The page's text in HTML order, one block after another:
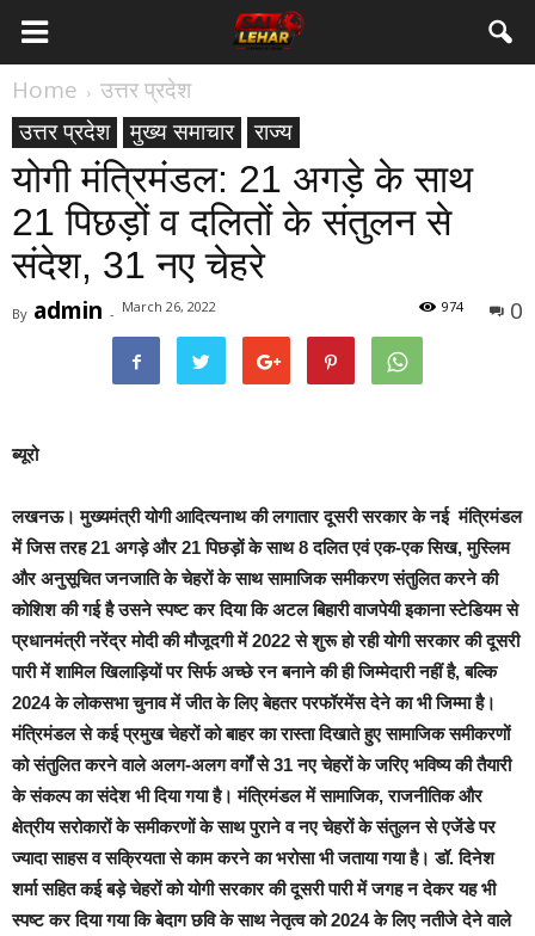
Home
उत्तर प्रदेश
उत्तर प्रदेश
मुख्य समाचार राज्य
योगी मंत्रिमंडल: 21 अगड़े के साथ
21 पिछड़ों व दलितों के संतुलन से
संदेश, 31 नए चेहरे
By admin - March 26, 2022 0
974
ब्यूरो
लखनऊ।मुख्यमंत्री योगी आदित्यनाथ की लगातार दूसरी सरकारकेनई मंत्रिमंडल
में जिस तरह 21 अगड़े और 21 पिछड़ों के साथ 8 दलित एवं एक-एक सिख, मुस्लिम
और अनुसूचित जनजाति के चेहरों के साथ सामाजिक समीकरण संतुलित करने की
कोशिश की गई है उसने स्पष्ट कर दिया कि अटल बिहारी वाजपेयी इकाना स्टेडियम से
प्रधानमंत्री नरेंद्र मोदी की मौजूदगी में 2022 से शुरू हो रही योगी सरकार की दूसरी
पारी में शामिल खिलाड़ियों पर सिर्फ अच्छे रन बनाने की ही जिम्मेदारी नहीं है, बल्कि
2024 के लोकसभा चुनाव में जीत के लिए बेहतर परफॉरमेंस देने का भी जिम्मा है।
मंत्रिमंडल से कई प्रमुख चेहरों को बाहर का रास्ता दिखाते हुए सामाजिक समीकरणों
को संतुलित करने वाले अलग-अलग वर्गों से 31 नए चेहरों के जरिए भविष्य की तैयारी
के संकल्प का संदेश भी दिया गया है। मंत्रिमंडल में सामाजिक, राजनीतिक और
क्षेत्रीय सरोकारों के समीकरणों के साथ पुराने व नए चेहरों के संतुलन से एजेंडे पर
ज्यादा साहस व सक्रियता से काम करने का भरोसा भी जताया गया है। डॉ. दिनेश
शर्मा सहित कई बड़े चेहरों को योगी सरकार की दूसरी पारी में जगह न देकर यह भी
स्पष्ट कर दिया गया कि बेदाग छवि के साथ नेतृत्व को 2024 के लिए नतीजे देने वाले